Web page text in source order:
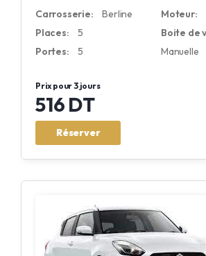
Carrosserie:
Berline
Places:
5
Portes:
5
Moteur:
Boite de
Manuelle
Prix pour 3 jours
516 DT
Réserver